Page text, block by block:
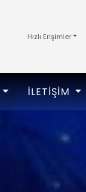
Hızlı Erişimler
İLETIŞIM